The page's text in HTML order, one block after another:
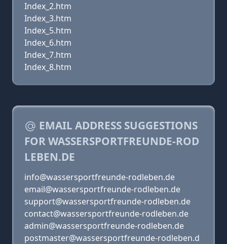
Index_2.htm
Index_3.htm
Index_5.htm
Index_6.htm
Index_7.htm
Index_8.htm
EMAIL ADDRESS SUGGESTIONS
FOR WASSERSPORTFREUNDE-ROD
LEBEN.DE
info@wassersportfreunde-rodleben.de
email@wassersportfreunde-rodleben.de
support@wassersportfreunde-rodleben.de
contact@wassersportfreunde-rodleben.de
admin@wassersportfreunde-rodleben.de
postmaster@wassersportfreunde-rodleben.d